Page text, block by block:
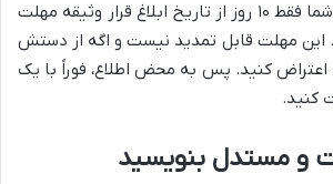
همون طور که گفتیم، شما فقط ۱۰ روز از تاریخ ابلاغ قرار وثیقه مهلت
این مهلت قابل تمدید نیست و اگه از دستش
اعتراض کنید. پس به محض اطلاع، فوراً با یک
کنید.
و مستدل بنویسید